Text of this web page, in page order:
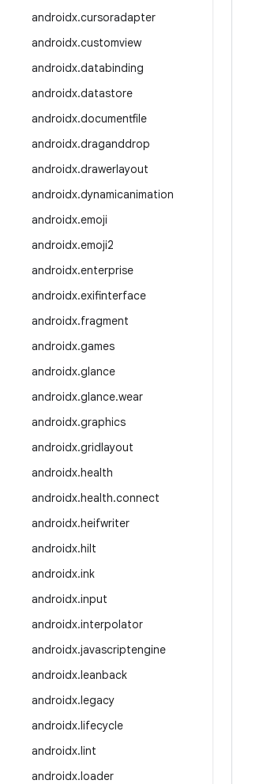
androidx.cursoradapter
androidx.customview
androidx.databinding
androidx.datastore
androidx.documentfile
androidx.draganddrop
androidx.drawerlayout
androidx.dynamicanimation
androidx.emoji
androidx.emoji2
androidx.enterprise
androidx.exifinterface
androidx.fragment
androidx.games
androidx.glance
androidx.glance.wear
androidx.graphics
androidx.gridlayout
androidx.health
androidx.health.connect
androidx.heifwriter
androidx.hilt
androidx.ink
androidx.input
androidx.interpolator
androidx.javascriptengine
androidx.leanback
androidx.legacy
androidx.lifecycle
androidx.lint
androidx.loader